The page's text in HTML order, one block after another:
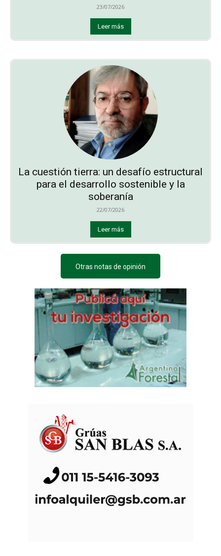
23/07/2026
Leer más
La cuestión tierra: un desafío estructural
para el desarrollo sostenible y la
soberanía
22/07/2026
Leer más
Otras notas de opinión